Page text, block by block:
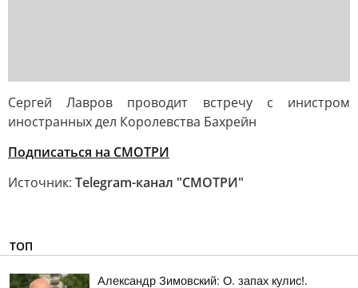
Сергей Лавров проводит встречу с инистром
иностранных дел Королевства Бахрейн
Подписаться на СМОТРИ
Источник: Telegram-канал "СМОТРИ"
ТОП
Александр Зимовский: О. запах кулис!.